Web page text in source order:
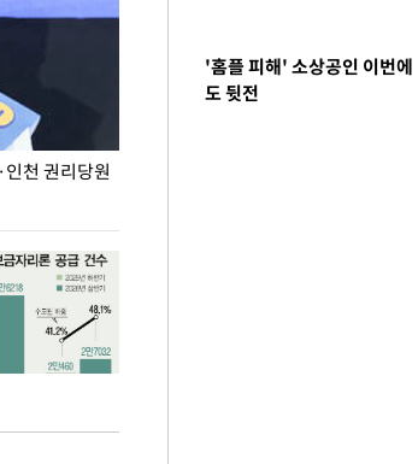
천 권리당원
'홈플 피해' 소상공인 이번에
도 뒷전